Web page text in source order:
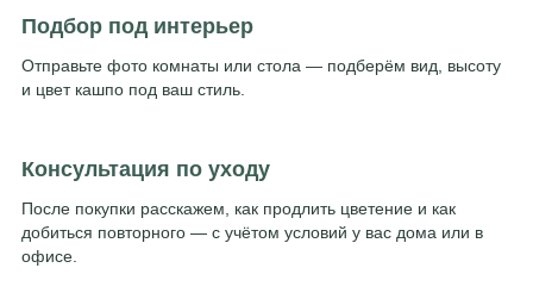
Подбор под интерьер
Отправьте фото комнаты или стола — подберём вид, высоту
и цвет кашпо под ваш стиль.
Консультация по уходу
После покупки расскажем, как продлить цветение и как
добиться повторного — с учётом условий у вас дома или в
офисе.